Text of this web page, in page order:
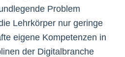
Problem
Lehrkörper nur geringe
eigene Kompetenzen in
der Digitalbranche